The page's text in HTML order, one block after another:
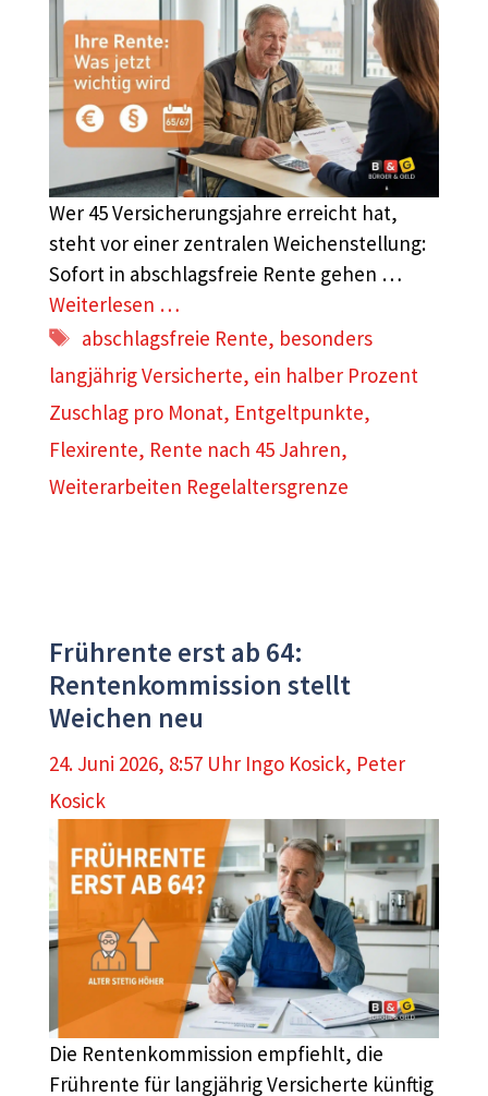
Wer 45 Versicherungsjahre erreicht hat,
steht vor einer zentralen Weichenstellung:
Sofort in abschlagsfreie Rente gehen …
Weiterlesen …
Schlagwörter
abschlagsfreie Rente, besonders
langjährig Versicherte, ein halber Prozent
Zuschlag pro Monat, Entgeltpunkte,
Flexirente, Rente nach 45 Jahren,
Weiterarbeiten Regelaltersgrenze
Frührente erst ab 64:
Rentenkommission stellt
Weichen neu
24. Juni 2026, 8:57 Uhr Ingo Kosick, Peter
Kosick
Die Rentenkommission empfiehlt, die
Frührente für langjährig Versicherte künftig